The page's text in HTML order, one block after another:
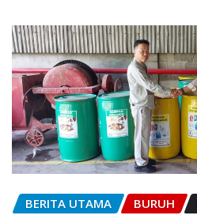
BERITA UTAMA BURUH